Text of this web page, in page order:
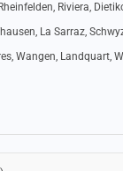
Riviera,
La Sarraz,
Wangen, Landquart,